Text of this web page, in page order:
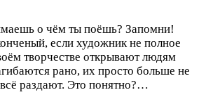
о чём ты поёшь? Запомни!
если художник не полное
творчестве открывают людям
рано, их просто больше не
раздают. Это понятно?…